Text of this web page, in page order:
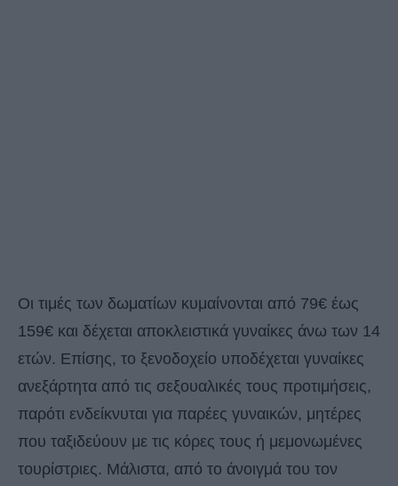
Οι τιμές των δωματίων κυμαίνονται από 79€ έως
159€ και δέχεται αποκλειστικά γυναίκες άνω των 14
ετών. Επίσης, το ξενοδοχείο υποδέχεται γυναίκες
ανεξάρτητα από τις σεξουαλικές τους προτιμήσεις,
παρότι ενδείκνυται για παρέες γυναικών, μητέρες
που ταξιδεύουν με τις κόρες τους ή μεμονωμένες
τουρίστριες. Μάλιστα, από το άνοιγμά του τον